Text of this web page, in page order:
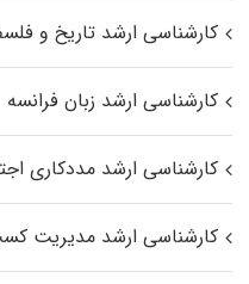
کارشناسی ارشد تاریخ و
کارشناسی ارشد زبان فرانسه
کارشناسی ارشد مددکاری
کارشناسی ارشد مدیریت